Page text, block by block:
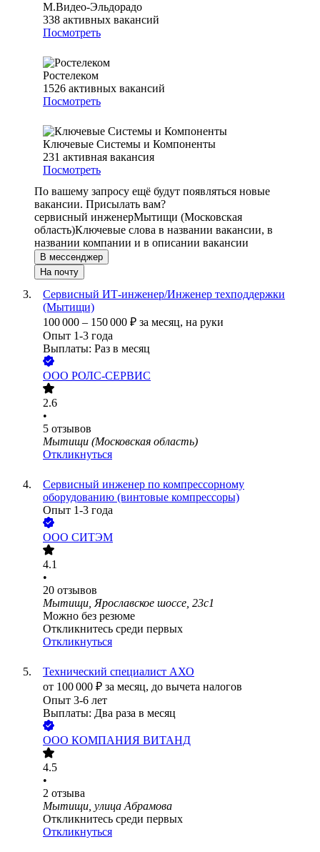
М.Видео-Эльдорадо
338 активных вакансий
Посмотреть
Ростелеком
1526 активных вакансий
Посмотреть
Ключевые Системы и Компоненты
231 активная вакансия
Посмотреть
По вашему запросу ещё будут появляться новые
вакансии. Присылать вам?
сервисный инженерМытищи (Московская
область)Ключевые слова в названии вакансии, в
названии компании и в описании вакансии
В мессенджер
На почту
Сервисный ИТ-инженер/Инженер техподдержки
(Мытищи)
100 000 – 150 000 ₽ за месяц, на руки
Опыт 1-3 года
Выплаты: Раз в месяц
ООО РОЛС-СЕРВИС
2.6
•
5 отзывов
Мытищи (Московская область)
Откликнуться
Сервисный инженер по компрессорному
оборудованию (винтовые компрессоры)
Опыт 1-3 года
ООО СИТЭМ
4.1
•
20 отзывов
Мытищи, Ярославское шоссе, 23с1
Можно без резюме
Откликнитесь среди первых
Откликнуться
Технический специалист АХО
от 100 000 ₽ за месяц, до вычета налогов
Опыт 3-6 лет
Выплаты: Два раза в месяц
ООО КОМПАНИЯ ВИТАНД
4.5
•
2 отзыва
Мытищи, улица Абрамова
Откликнитесь среди первых
Откликнуться